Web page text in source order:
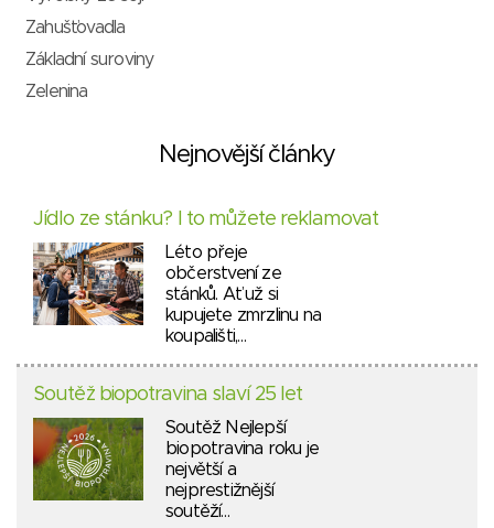
Zahušťovadla
Základní suroviny
Zelenina
Nejnovější články
Jídlo ze stánku? I to můžete reklamovat
Léto přeje
občerstvení ze
stánků. Ať už si
kupujete zmrzlinu na
koupališti,…
Soutěž biopotravina slaví 25 let
Soutěž Nejlepší
biopotravina roku je
největší a
nejprestižnější
soutěží…